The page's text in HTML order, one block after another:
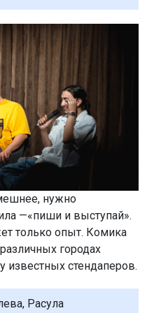
нужно
—«пиши и выступай».
только опыт. Комика
городах
известных стендаперов.
Расула